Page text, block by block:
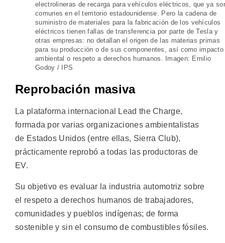
electrolineras de recarga para vehículos eléctricos, que ya
comunes en el territorio estadounidense. Pero la cadena de
suministro de materiales para la fabricación de los vehículos
eléctricos tienen fallas de transferencia por parte de Tesla y
otras empresas: no detallan el origen de las materias primas
para su producción o de sus componentes, así como impacto
ambiental o respeto a derechos humanos. Imagen: Emilio
Godoy / IPS
Reprobación masiva
La plataforma internacional Lead the Charge,
formada por varias organizaciones ambientalistas
de Estados Unidos (entre ellas, Sierra Club),
prácticamente reprobó a todas las productoras de
EV.
Su objetivo es evaluar la industria automotriz sobre
el respeto a derechos humanos de trabajadores,
comunidades y pueblos indígenas; de forma
sostenible y sin el consumo de combustibles fósiles.